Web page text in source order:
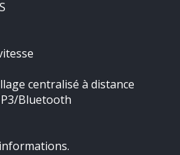
centralisé à distance
Bluetooth